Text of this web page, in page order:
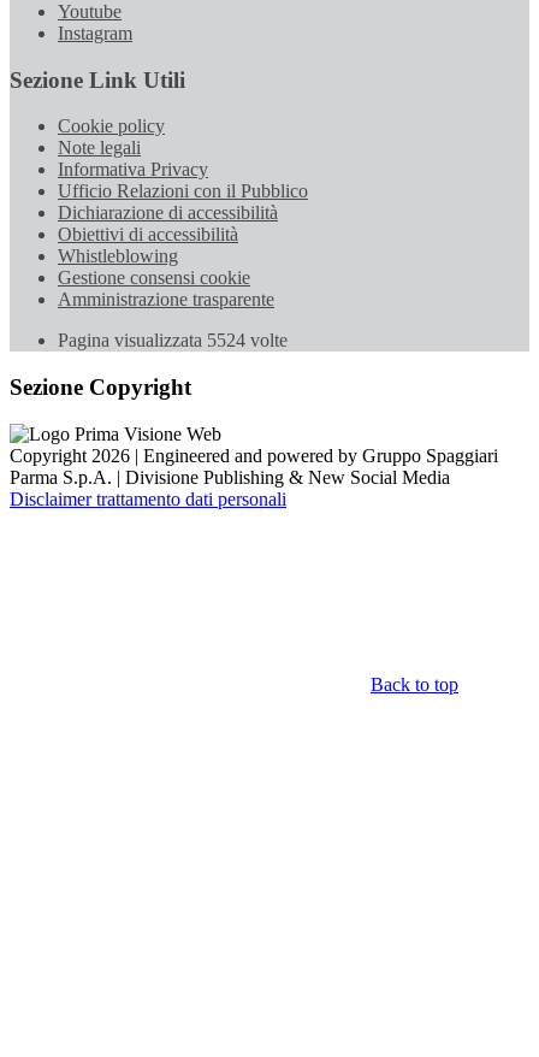
Youtube
Instagram
Sezione Link Utili
Cookie policy
Note legali
Informativa Privacy
Ufficio Relazioni con il Pubblico
Dichiarazione di accessibilità
Obiettivi di accessibilità
Whistleblowing
Gestione consensi cookie
Amministrazione trasparente
Pagina visualizzata 5524 volte
Sezione Copyright
Copyright 2026 | Engineered and powered by Gruppo Spaggiari
Parma S.p.A. | Divisione Publishing & New Social Media
Disclaimer trattamento dati personali
Back to top